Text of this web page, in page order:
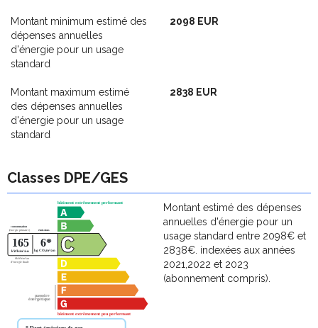
Montant minimum estimé des
dépenses annuelles
d'énergie pour un usage
standard
2098 EUR
Montant maximum estimé
des dépenses annuelles
d'énergie pour un usage
standard
2838 EUR
Classes DPE/GES
Montant estimé des dépenses
annuelles d'énergie pour un
usage standard entre 2098€ et
2838€. indexées aux années
2021,2022 et 2023
(abonnement compris).